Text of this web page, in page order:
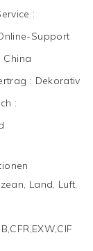
:
Support
China
: Dekorativ
:
Land, Luft,